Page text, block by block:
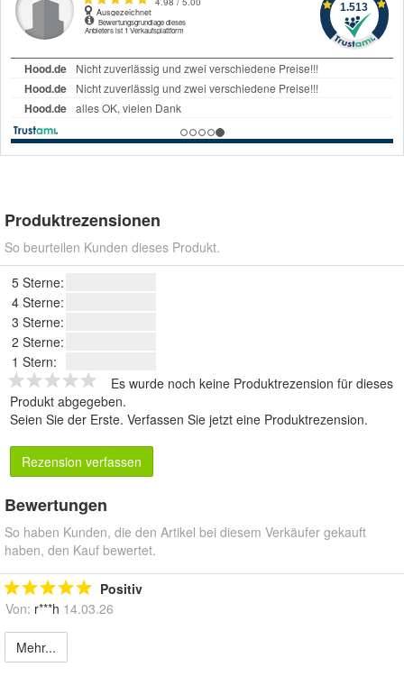
Produktrezensionen
So beurteilen Kunden dieses Produkt.
5 Sterne:
4 Sterne:
3 Sterne:
2 Sterne:
1 Stern:
Es wurde noch keine Produktrezension für dieses
Produkt abgegeben.
Seien Sie der Erste. Verfassen Sie jetzt eine Produktrezension.
Rezension verfassen
Bewertungen
So haben Kunden, die den Artikel bei diesem Verkäufer gekauft
haben, den Kauf bewertet.
Positiv
Von: r***h 14.03.26
Mehr...